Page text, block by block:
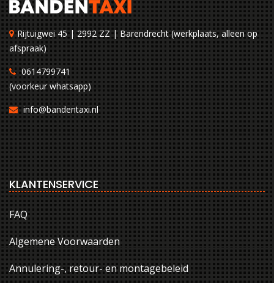
Rijtuigwei 45 | 2992 ZZ | Barendrecht (werkplaats, alleen op
afspraak)
0614799741
(voorkeur whatsapp)
info@bandentaxi.nl
KLANTENSERVICE
FAQ
Algemene Voorwaarden
Annulering-, retour- en montagebeleid